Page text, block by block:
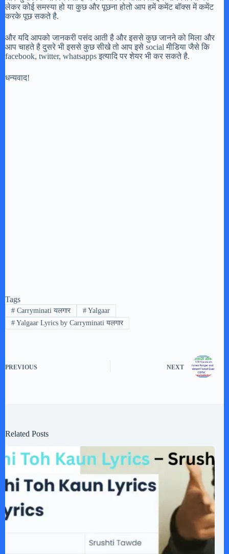
लेकर कोई समस्या हो या कुछ और पूछना होतो आप हमें कमेंट बॉक्स में कमेंट
करके पूछ सकते है.
और यदि आपको जानकरी पसंद आती है और इससे कुछ जानने को मिला और
आप चाहते है दुसरे भी इससे कुछ सीखे तो आप इसे social मीडिया जैसे कि
facebook, twitter, whatsapps इत्यादि पर शेयर भी कर सकते है.
धन्यवाद!
Tags
#Carryminati यलगार #Yalgaar
#Yalgaar Lyrics by Carryminati यलगार
PREVIOUS NEXT
Related Posts